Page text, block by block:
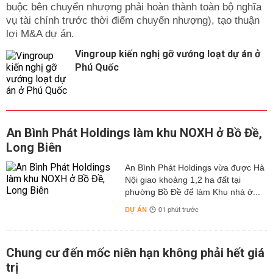
buộc bên chuyển nhượng phải hoàn thành toàn bộ nghĩa
vụ tài chính trước thời điểm chuyển nhượng), tạo thuận
lợi M&A dự án.
Vingroup kiến nghị gỡ vướng loạt dự án ở
Phú Quốc
An Bình Phát Holdings làm khu NOXH ở Bồ Đề,
Long Biên
An Bình Phát Holdings vừa được Hà
Nội giao khoảng 1,2 ha đất tại
phường Bồ Đề để làm Khu nhà ở...
DỰ ÁN 01 phút trước
Chung cư đến mốc niên hạn không phải hết giá
trị